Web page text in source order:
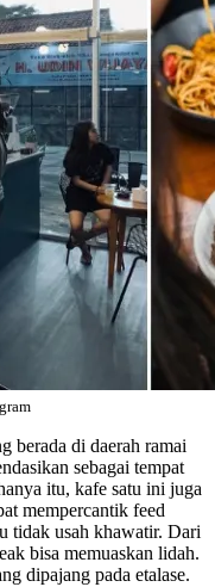
berada di daerah ramai
sebagai tempat
itu, kafe satu ini juga
mempercantik feed
tidak usah khawatir. Dari
bisa memuaskan lidah.
dipajang pada etalase.